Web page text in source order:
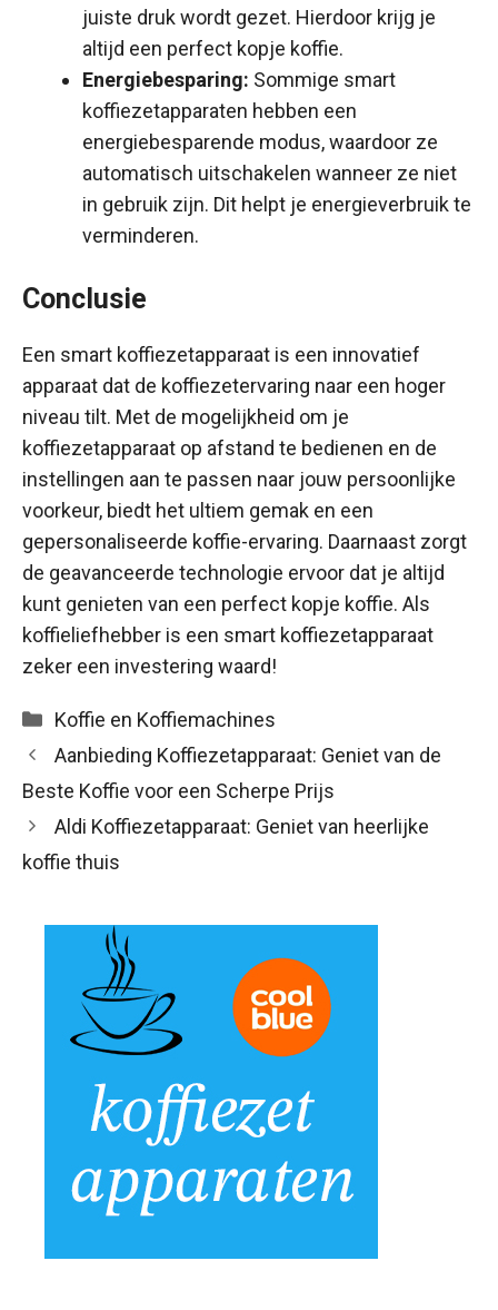
juiste druk wordt gezet. Hierdoor krijg je
altijd een perfect kopje koffie.
Energiebesparing: Sommige smart
koffiezetapparaten hebben een
energiebesparende modus, waardoor ze
automatisch uitschakelen wanneer ze niet
in gebruik zijn. Dit helpt je energieverbruik te
verminderen.
Conclusie
Een smart koffiezetapparaat is een innovatief
apparaat dat de koffiezetervaring naar een hoger
niveau tilt. Met de mogelijkheid om je
koffiezetapparaat op afstand te bedienen en de
instellingen aan te passen naar jouw persoonlijke
voorkeur, biedt het ultiem gemak en een
gepersonaliseerde koffie-ervaring. Daarnaast zorgt
de geavanceerde technologie ervoor dat je altijd
kunt genieten van een perfect kopje koffie. Als
koffieliefhebber is een smart koffiezetapparaat
zeker een investering waard!
Categorieën
Koffie en Koffiemachines
Aanbieding Koffiezetapparaat: Geniet van de
Beste Koffie voor een Scherpe Prijs
Aldi Koffiezetapparaat: Geniet van heerlijke
koffie thuis